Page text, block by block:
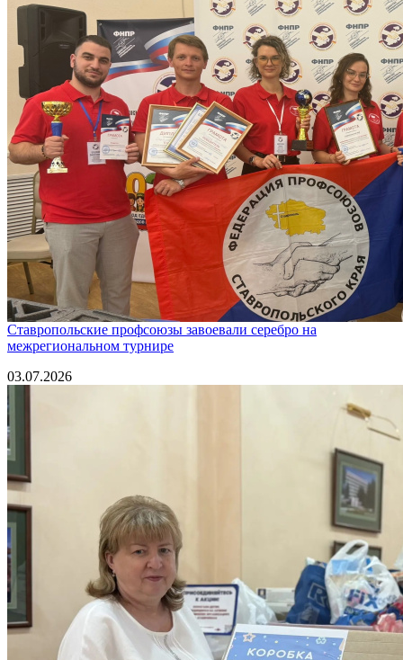
Ставропольские профсоюзы завоевали серебро на
межрегиональном турнире
03.07.2026